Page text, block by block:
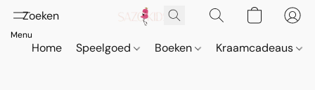
Home Speelgoed Boeken Kraamcadeaus